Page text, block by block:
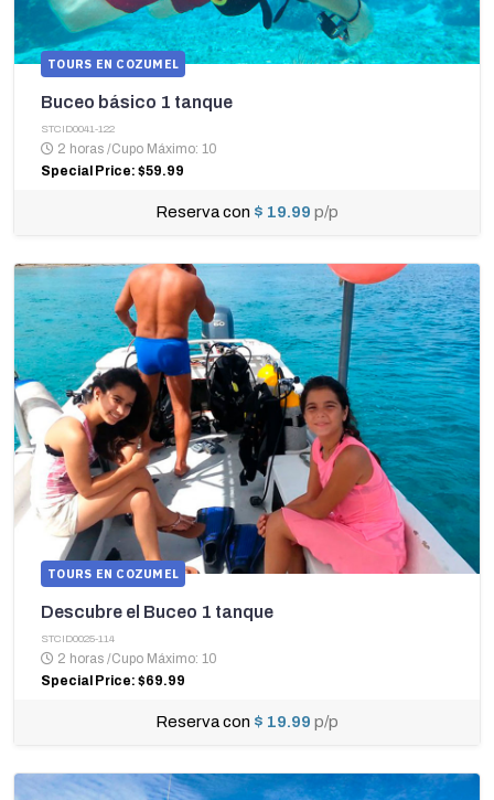
TOURS EN COZUMEL
Buceo básico 1 tanque
STCID0041-122
2 horas /Cupo Máximo: 10
Special Price: $59.99
Reserva con $ 19.99 p/p
TOURS EN COZUMEL
Descubre el Buceo 1 tanque
STCID0025-114
2 horas /Cupo Máximo: 10
Special Price: $69.99
Reserva con $ 19.99 p/p